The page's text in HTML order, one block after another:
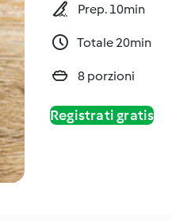
Prep. 10min
Totale 20min
8 porzioni
Registrati gratis